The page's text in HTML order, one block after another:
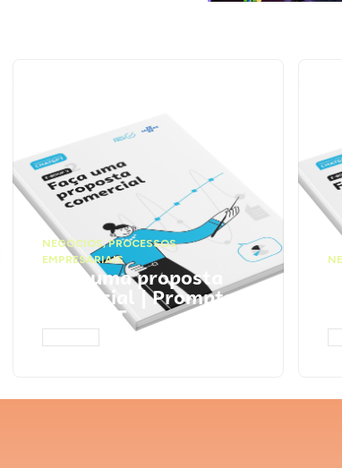
NEGÓCIOS,PROCESSOS
EMPRESARIAIS
Faça uma proposta
comercial | Prompts
ChatGPT